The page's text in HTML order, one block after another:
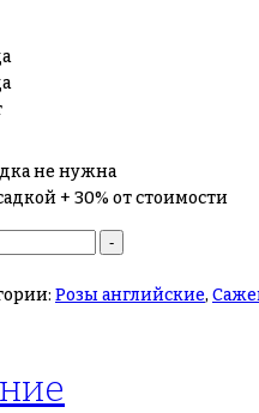
не нужна
+ 30% от стоимости
-
Розы английские,